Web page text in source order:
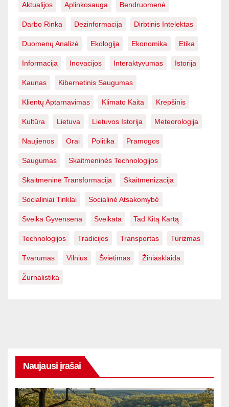
Aktualijos Aplinkosauga Bendruomenė
Darbo Rinka Dezinformacija Dirbtinis Intelektas
Duomenų Analizė Ekologija Ekonomika Etika
Informacija Inovacijos Interaktyvumas Istorija
Kaunas Kibernetinis Saugumas
Klientų Aptarnavimas Klimato Kaita Krepšinis
Kultūra Lietuva Lietuvos Istorija Meteorologija
Naujienos Orai Politika Pramogos
Saugumas Skaitmeninės Technologijos
Skaitmeninė Transformacija Skaitmenizacija
Socialiniai Tinklai Socialinė Atsakomybė
Sveika Gyvensena Sveikata Tad Kitą Kartą
Technologijos Tradicijos Transportas Turizmas
Tvarumas Vilnius Švietimas Žiniasklaida
Žurnalistika
Naujausi įrašai